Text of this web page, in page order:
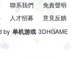
聯系我們
免責聲明
人才招募
意見反饋
by 单机游戏 3DHGAME